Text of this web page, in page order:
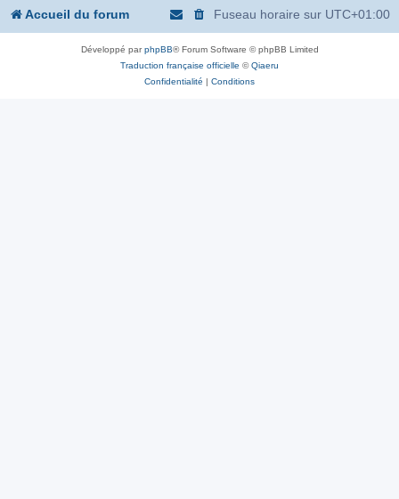
e
Accueil du forum Fuseau horaire sur UTC+01:00
Développé parphpBB® Forum Software © phpBB Limited
Traduction française officielle ©Qiaeru
Confidentialité | Conditions